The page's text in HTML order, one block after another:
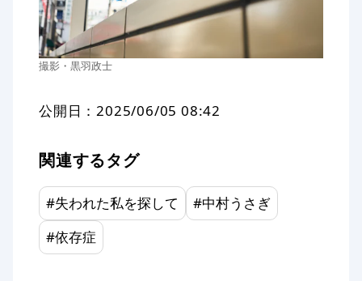
撮影・黒羽政士
公開日：2025/06/05 08:42
関連するタグ
#失われた私を探して #中村うさぎ
#依存症